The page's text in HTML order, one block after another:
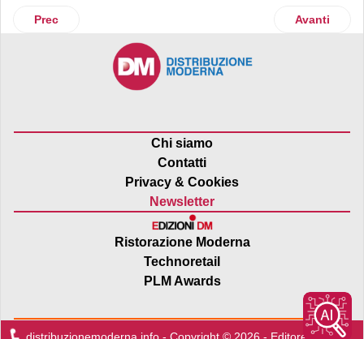
Articolo precedente: Todis spinge sulla sostenibilità della
Prec Articolo
Avanti
Chi siamo
Contatti
Privacy & Cookies
Newsletter
Ristorazione Moderna
Technoretail
PLM Awards